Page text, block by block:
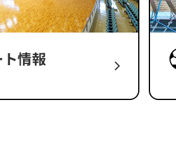
情報